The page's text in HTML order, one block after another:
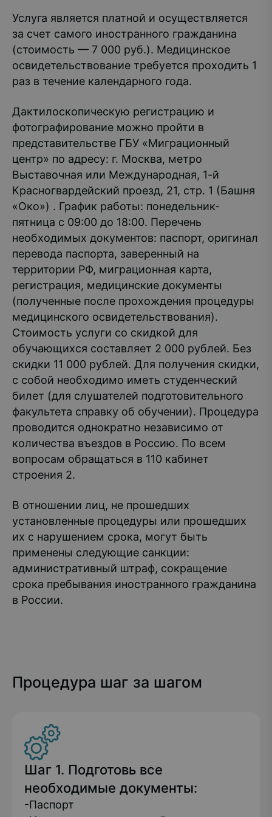
Услуга является платной и осуществляется
за счет самого иностранного гражданина
(стоимость — 7 000 руб.). Медицинское
освидетельствование требуется проходить 1
раз в течение календарного года.
Дактилоскопическую регистрацию и
фотографирование можно пройти в
представительстве ГБУ «Миграционный
центр» по адресу: г. Москва, метро
Выставочная или Международная, 1-й
Красногвардейский проезд, 21, стр. 1 (Башня
«Око») . График работы: понедельник-
пятница с 09:00 до 18:00. Перечень
необходимых документов: паспорт, оригинал
перевода паспорта, заверенный на
территории РФ, миграционная карта,
регистрация, медицинские документы
(полученные после прохождения процедуры
медицинского освидетельствования).
Стоимость услуги со скидкой для
обучающихся составляет 2 000 рублей. Без
скидки 11 000 рублей. Для получения скидки,
с собой необходимо иметь студенческий
билет (для слушателей подготовительного
факультета справку об обучении). Процедура
проводится однократно независимо от
количества въездов в Россию. По всем
вопросам обращаться в 110 кабинет
строения 2.
В отношении лиц, не прошедших
установленные процедуры или прошедших
их с нарушением срока, могут быть
применены следующие санкции:
административный штраф, сокращение
срока пребывания иностранного гражданина
в России.
Процедура шаг за шагом
Шаг 1. Подготовь все
необходимые документы:
-Паспорт